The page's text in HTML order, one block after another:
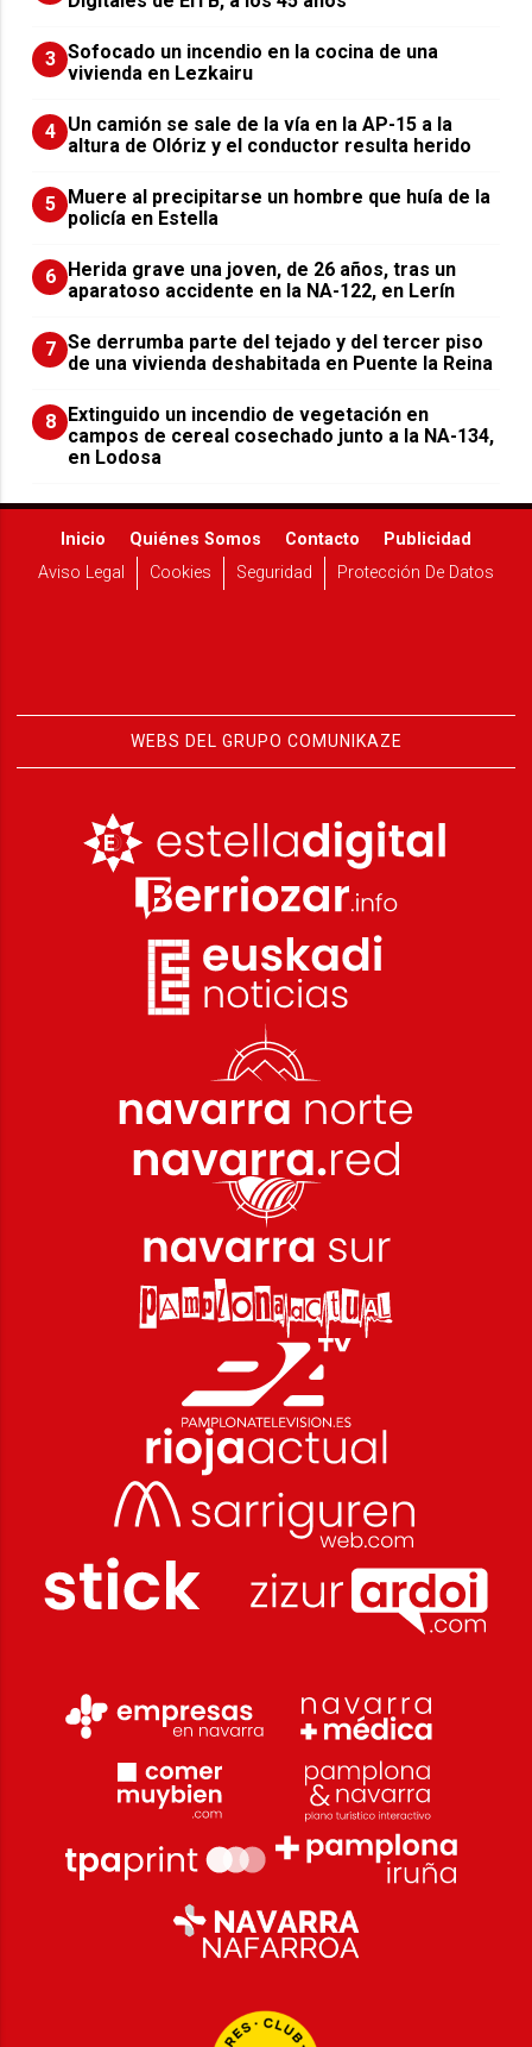
3 Sofocado un incendio en la cocina de una
vivienda en Lezkairu
4 Un camión se sale de la vía en la AP-15 a la
altura de Olóriz y el conductor resulta herido
5
Muere al precipitarse un hombre que huía de la
policía en Estella
6
Herida grave una joven, de 26 años, tras un
aparatoso accidente en la NA-122, en Lerín
7 Se derrumba parte del tejado y del tercer piso
de una vivienda deshabitada en Puente la Reina
8
Extinguido un incendio de vegetación en
campos de cereal cosechado junto a la NA-134,
en Lodosa
Inicio Quiénes Somos Contacto
Publicidad
Aviso Legal
Cookies Seguridad Protección De Datos
WEBS DEL GRUPO COMUNIKAZE